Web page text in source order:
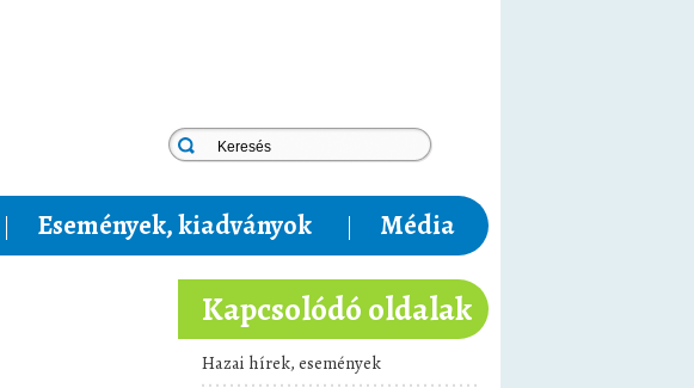
Események, kiadványok Média
Kapcsolódó oldalak
Hazai hírek, események